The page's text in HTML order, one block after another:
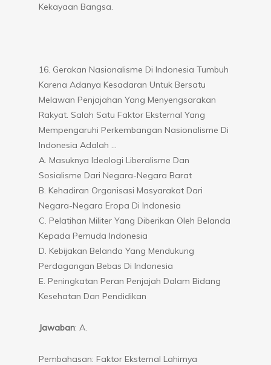
Kekayaan Bangsa.
16. Gerakan Nasionalisme Di Indonesia Tumbuh
Karena Adanya Kesadaran Untuk Bersatu
Melawan Penjajahan Yang Menyengsarakan
Rakyat. Salah Satu Faktor Eksternal Yang
Mempengaruhi Perkembangan Nasionalisme Di
Indonesia Adalah …
A. Masuknya Ideologi Liberalisme Dan
Sosialisme Dari Negara-Negara Barat
B. Kehadiran Organisasi Masyarakat Dari
Negara-Negara Eropa Di Indonesia
C. Pelatihan Militer Yang Diberikan Oleh Belanda
Kepada Pemuda Indonesia
D. Kebijakan Belanda Yang Mendukung
Perdagangan Bebas Di Indonesia
E. Peningkatan Peran Penjajah Dalam Bidang
Kesehatan Dan Pendidikan
Jawaban: A.
Pembahasan: Faktor Eksternal Lahirnya